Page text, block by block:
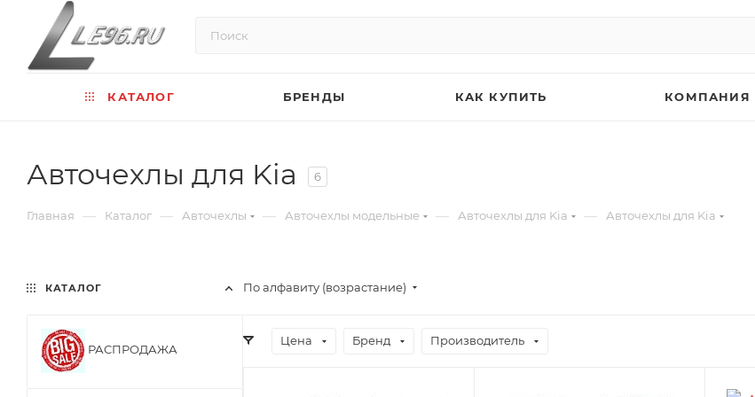
КАТАЛОГ БРЕНДЫ КАК КУПИТЬ КОМПАНИЯ
Авточехлы для Kia 6
Главная — Каталог — Авточехлы — Авточехлы модельные — Авточехлы для Kia — Авточехлы для Kia
По алфавиту (возрастание)
Цена Бренд Производитель
КАТАЛОГ
РАСПРОДАЖА